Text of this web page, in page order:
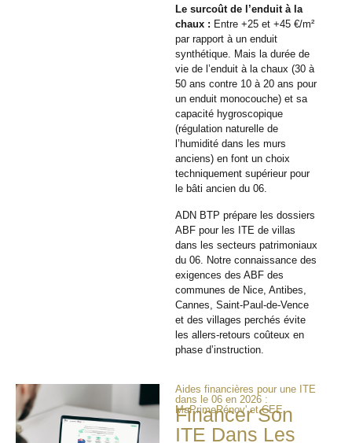
Le surcoût de l’enduit à la
chaux : Entre +25 et +45 €/m²
par rapport à un enduit
synthétique. Mais la durée de
vie de l’enduit à la chaux (30 à
50 ans contre 10 à 20 ans pour
un enduit monocouche) et sa
capacité hygroscopique
(régulation naturelle de
l’humidité dans les murs
anciens) en font un choix
techniquement supérieur pour
le bâti ancien du 06.
ADN BTP prépare les dossiers
ABF pour les ITE de villas
dans les secteurs patrimoniaux
du 06. Notre connaissance des
exigences des ABF des
communes de Nice, Antibes,
Cannes, Saint-Paul-de-Vence
et des villages perchés évite
les allers-retours coûteux en
phase d’instruction.
Aides financières pour une ITE
dans le 06 en 2026 :
MaPrimeRénov' et CEE
Financer Son
ITE Dans Les